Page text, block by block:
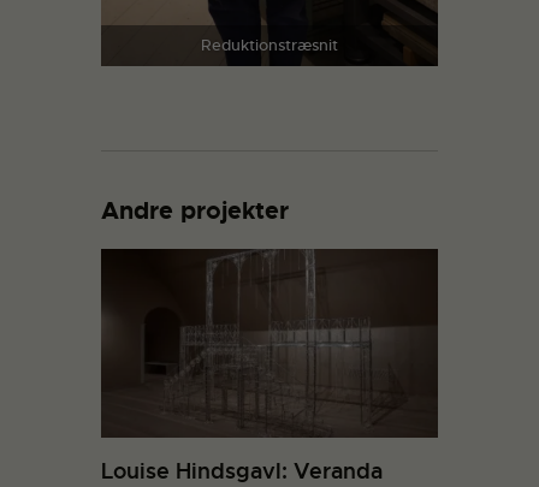
Reduktionstræsnit
Andre projekter
Louise Hindsgavl: Veranda